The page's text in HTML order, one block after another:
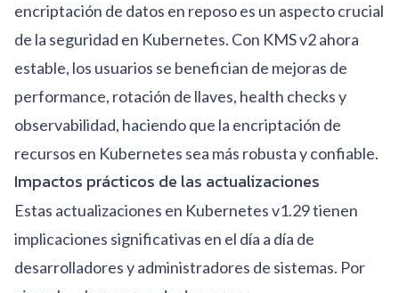
encriptación de datos en reposo es un aspecto crucial
de la seguridad en Kubernetes. Con KMS v2 ahora
estable, los usuarios se benefician de mejoras de
performance, rotación de llaves, health checks y
observabilidad, haciendo que la encriptación de
recursos en Kubernetes sea más robusta y confiable.
Impactos prácticos de las actualizaciones
Estas actualizaciones en Kubernetes v1.29 tienen
implicaciones significativas en el día a día de
desarrolladores y administradores de sistemas. Por